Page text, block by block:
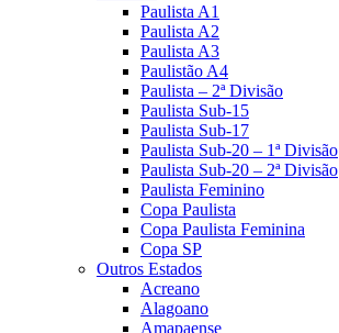
Paulista A1
Paulista A2
Paulista A3
Paulistão A4
Paulista – 2ª Divisão
Paulista Sub-15
Paulista Sub-17
Paulista Sub-20 – 1ª Divisão
Paulista Sub-20 – 2ª Divisão
Paulista Feminino
Copa Paulista
Copa Paulista Feminina
Copa SP
Outros Estados
Acreano
Alagoano
Amapaense